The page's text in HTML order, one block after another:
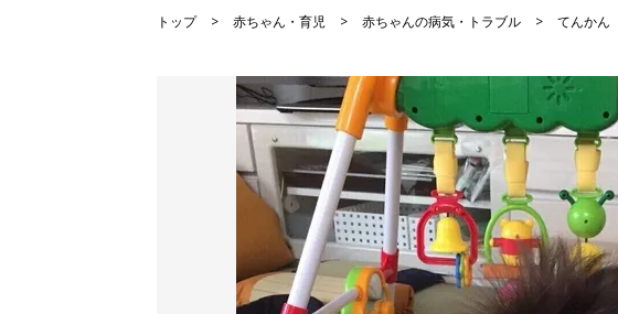
トップ 赤ちゃん・育児 赤ちゃんの病気・トラブル てんかん